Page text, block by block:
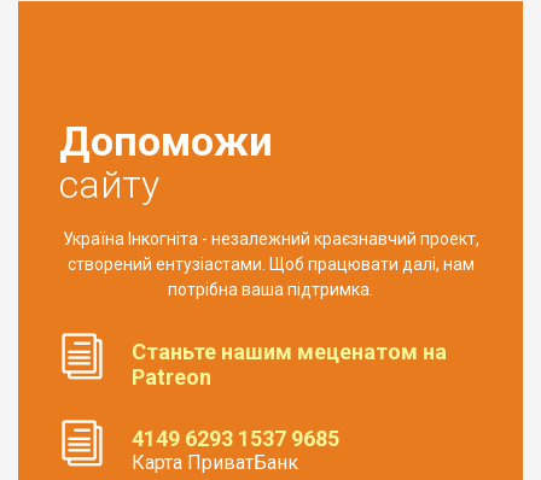
Допоможи
сайту
Україна Інкогніта - незалежний краєзнавчий проект,
створений ентузіастами. Щоб працювати далі, нам
потрібна ваша підтримка.
Станьте нашим меценатом на
Patreon
4149 6293 1537 9685
Карта ПриватБанк